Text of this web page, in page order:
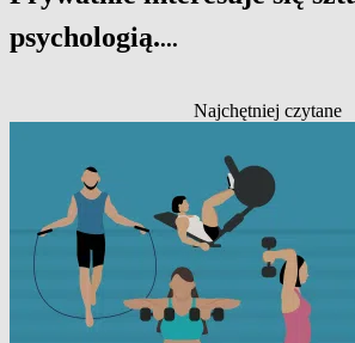
psychologią....
Najchętniej czytane